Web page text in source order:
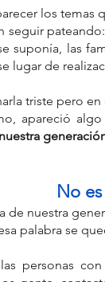
Coralie
de MuertosDía del
consciente
Suma
Tres de
evitativo
los
seguir
suponía, las
lugar de
triste pero
apareció
No
de nuestra
palabra se
personas